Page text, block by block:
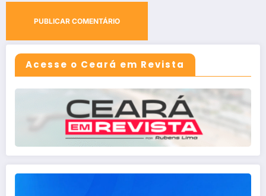
Acesse o Ceará em Revista